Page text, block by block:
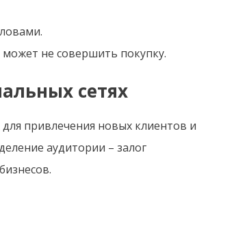
не совершить покупку.
сетях
привлечения новых клиентов и
аудитории – залог